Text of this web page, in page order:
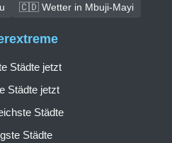
🇨🇩 Wetter in Mbuji-Mayi
Städte jetzt
Städte jetzt
Städte
Städte